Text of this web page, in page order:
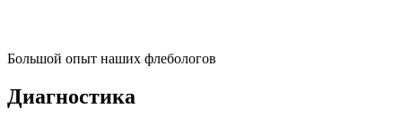
Большой опыт наших флебологов
Диагностика